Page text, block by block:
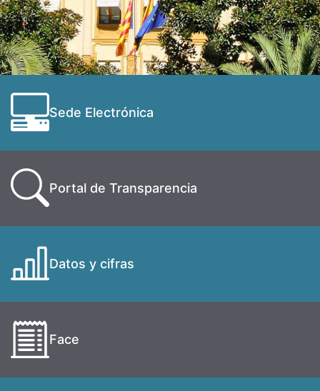
Sede Electrónica
Portal de Transparencia
Datos y cifras
Face